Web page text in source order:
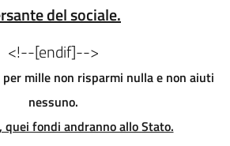
del sociale.
<!--[endif]-->
mille non risparmi nulla e non aiuti
nessuno.
quei fondi andranno allo Stato.